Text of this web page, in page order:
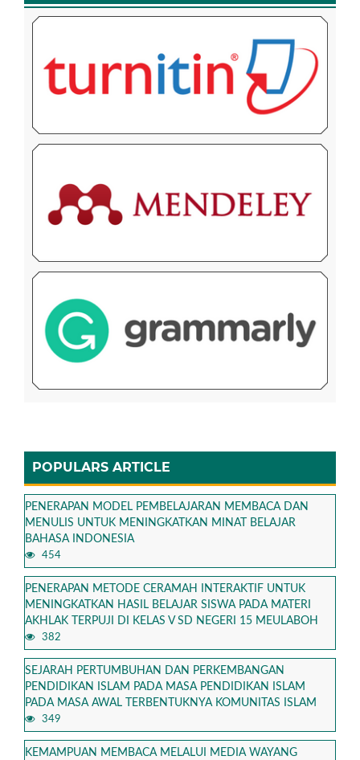
POPULARS ARTICLE
PENERAPAN MODEL PEMBELAJARAN MEMBACA DAN
MENULIS UNTUK MENINGKATKAN MINAT BELAJAR
BAHASA INDONESIA
454
PENERAPAN METODE CERAMAH INTERAKTIF UNTUK
MENINGKATKAN HASIL BELAJAR SISWA PADA MATERI
AKHLAK TERPUJI DI KELAS V SD NEGERI 15 MEULABOH
382
SEJARAH PERTUMBUHAN DAN PERKEMBANGAN
PENDIDIKAN ISLAM PADA MASA PENDIDIKAN ISLAM
PADA MASA AWAL TERBENTUKNYA KOMUNITAS ISLAM
349
KEMAMPUAN MEMBACA MELALUI MEDIA WAYANG